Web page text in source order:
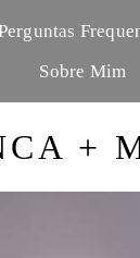
Sobre Mim
+